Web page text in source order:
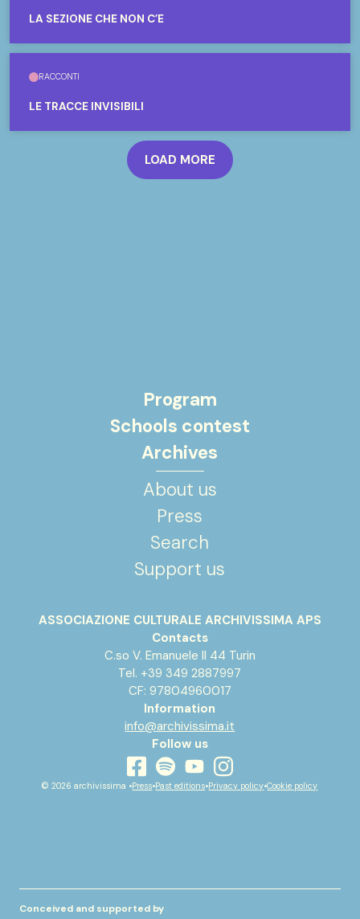
LA SEZIONE CHE NON C’È
RACCONTI
LE TRACCE INVISIBILI
LOAD MORE
Program
Schools contest
Archives
About us
Press
Search
Support us
ASSOCIAZIONE CULTURALE ARCHIVISSIMA APS
Contacts
C.so V. Emanuele II 44 Turin
Tel. +39 349 2887997
CF: 97804960017
Information
info@archivissima.it
Follow us
facebook
spotifyyoutubeinstagram
© 2026 archivissima •Press•Past editions•Privacy policy•Cookie policy
Conceived and supported by